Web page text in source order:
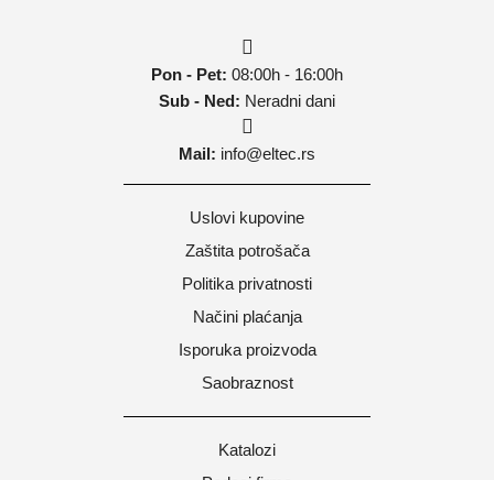
Pon - Pet: 08:00h - 16:00h
Sub - Ned: Neradni dani
Mail: info@eltec.rs
Uslovi kupovine
Zaštita potrošača
Politika privatnosti
Načini plaćanja
Isporuka proizvoda
Saobraznost
Katalozi